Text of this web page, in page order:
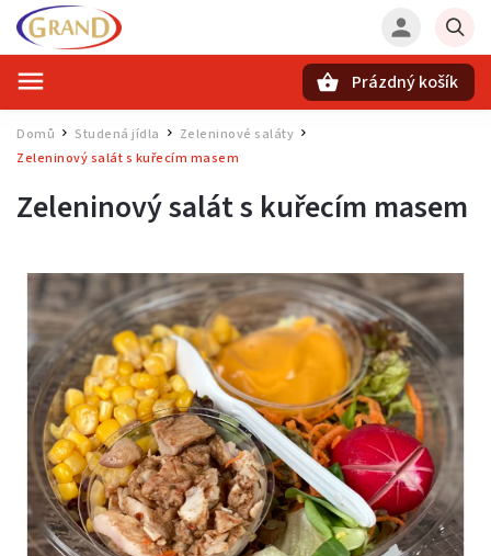
Prázdný košík
Domů / Studená jídla Zeleninové saláty /
Zeleninový salát s kuřecím masem
Zeleninový salát s kuřecím masem